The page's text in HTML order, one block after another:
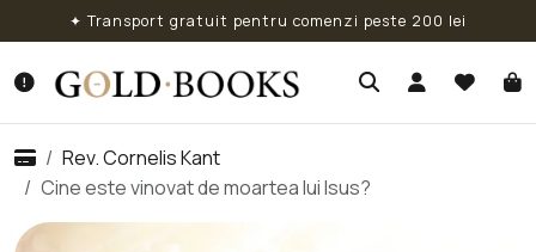
✦ Transport gratuit pentru comenzi peste 200 lei
Rev. Cornelis Kant
Cine este vinovat de moartea lui Isus?